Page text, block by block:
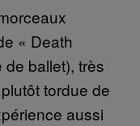
« Death
ballet), très
tordue de
aussi